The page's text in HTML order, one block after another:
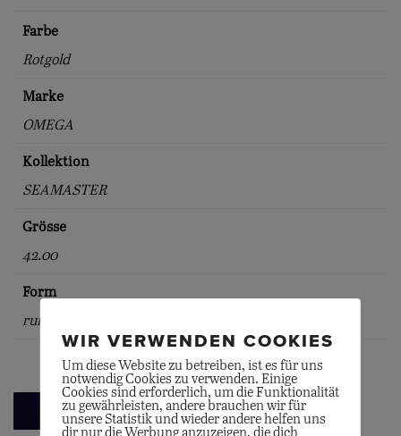
Farbe
Rotgold
Marke
OMEGA
Kollektion
SEAMASTER
Grösse
42.00
Form
rund
Zurück zur Übersicht
WIR VERWENDEN COOKIES
Um diese Website zu betreiben, ist es für uns
notwendig Cookies zu verwenden. Einige
Cookies sind erforderlich, um die Funktionalität
zu gewährleisten, andere brauchen wir für
unsere Statistik und wieder andere helfen uns
dir nur die Werbung anzuzeigen, die dich